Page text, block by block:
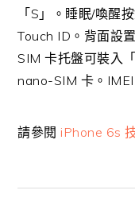
「S」。睡眠/喚醒
Touch ID。背面設
SIM 卡托盤可裝入
nano-SIM 卡。
請參閱 iPhone 6s